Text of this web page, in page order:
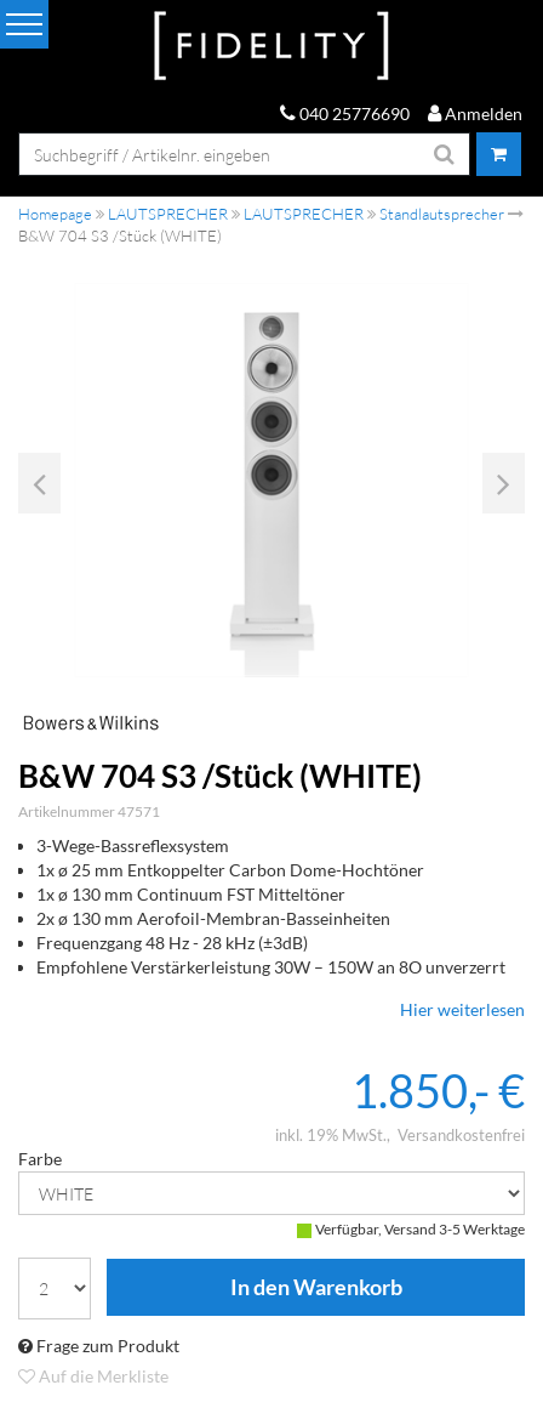
040 25776690 Anmelden
Homepage LAUTSPRECHER LAUTSPRECHER
Standlautsprecher
B&W 704 S3 /Stück (WHITE)
B&W 704 S3 /Stück (WHITE)
Artikelnummer 47571
3-Wege-Bassreflexsystem
1x ø 25 mm Entkoppelter Carbon Dome-Hochtöner
1x ø 130 mm Continuum FST Mitteltöner
2x ø 130 mm Aerofoil-Membran-Basseinheiten
Frequenzgang 48 Hz - 28 kHz (±3dB)
Empfohlene Verstärkerleistung 30W – 150W an 8O unverzerrt
Hier weiterlesen
1.850,- €
inkl. 19% MwSt. Versandkostenfrei
Farbe
Verfügbar, Versand 3-5 Werktage
Frage zum Produkt
Auf die Merkliste